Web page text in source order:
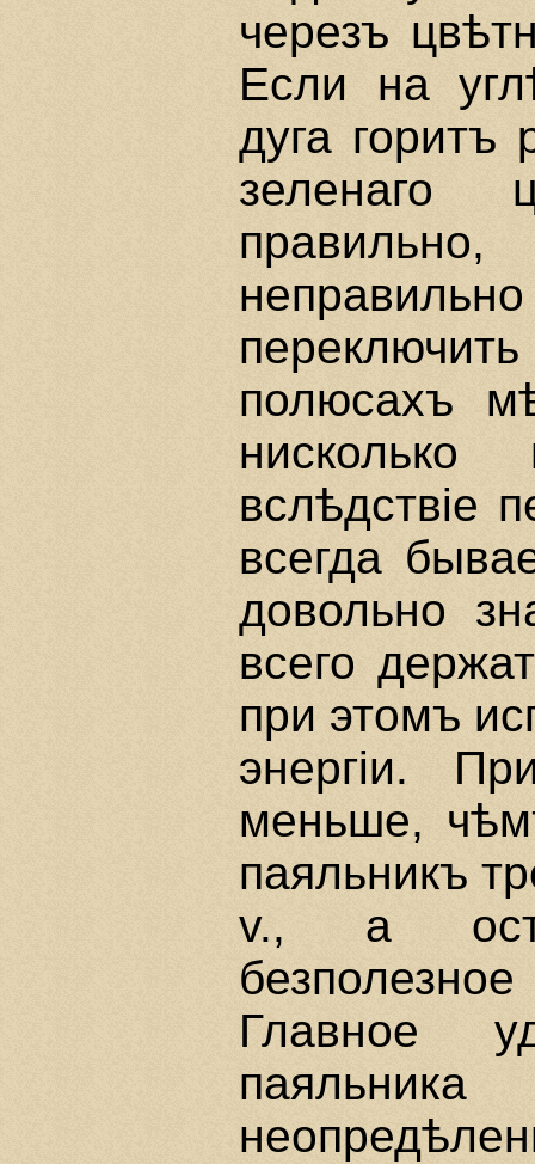
черезъ
Если на
дуга
зеленаго
полюсахъ
вслѣдствiе
всегда
довольно
всего
при этомъ
энергiи.
меньше,
паяльникъ
v., а
Главное